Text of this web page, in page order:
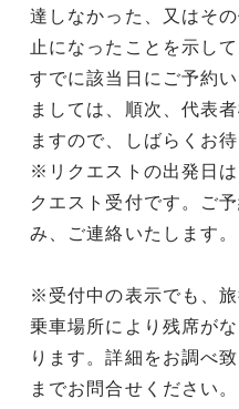
達しなかった、又はそ
止になったことを示して
すでに該当日にご予約
ましては、順次、代表
ますので、しばらくお待
※リクエストの出発日
クエスト受付です。ご
み、ご連絡いたします。
※受付中の表示でも、旅
乗車場所により残席が
ります。詳細をお調べ
までお問合せください。